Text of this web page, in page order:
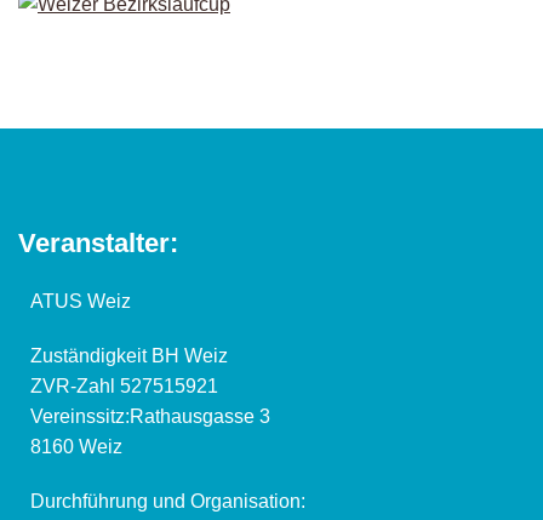
Veranstalter:
ATUS Weiz
Zuständigkeit BH Weiz
ZVR-Zahl 527515921
Vereinssitz:Rathausgasse 3
8160 Weiz
Durchführung und Organisation: